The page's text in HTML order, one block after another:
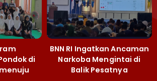
di
BNN RI Ingatkan Ancaman
Narkoba Mengintai di
Balik Pesatnya